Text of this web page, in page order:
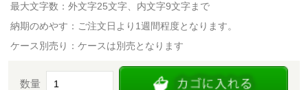
最大文字数：外文字25文字、内文字9文字まで
納期のめやす：ご注文日より1週間程度となります。
ケース別売り：ケースは別売となります
数量